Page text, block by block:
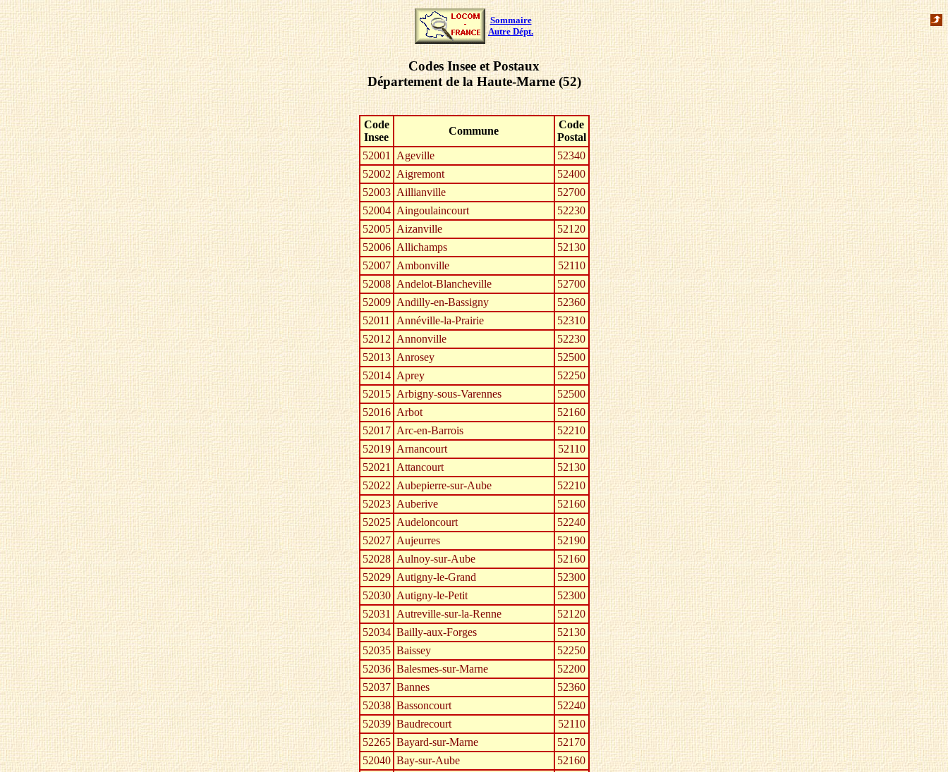
Sommaire
Autre Dépt.
Codes Insee et Postaux
Département de la Haute-Marne (52)
Code
Insee
Commune
Code
Postal
52001 Ageville
52340
52002 Aigremont
52400
52003 Aillianville
52700
52004 Aingoulaincourt
52230
52005 Aizanville
52120
52006 Allichamps
52130
52007 Ambonville
52110
52008 Andelot-Blancheville
52700
52009 Andilly-en-Bassigny
52360
52011 Annéville-la-Prairie
52310
52012 Annonville
52230
52013 Anrosey
52500
52014 Aprey
52250
52015 Arbigny-sous-Varennes
52500
52016 Arbot
52160
52017 Arc-en-Barrois
52210
52019 Arnancourt
52110
52021 Attancourt
52130
52022 Aubepierre-sur-Aube
52210
52023 Auberive
52160
52025 Audeloncourt
52240
52027 Aujeurres
52190
52028 Aulnoy-sur-Aube
52160
52029 Autigny-le-Grand
52300
52030 Autigny-le-Petit
52300
52031 Autreville-sur-la-Renne
52120
52034 Bailly-aux-Forges
52130
52035 Baissey
52250
52036 Balesmes-sur-Marne
52200
52037 Bannes
52360
52038 Bassoncourt
52240
52039 Baudrecourt
52110
52265 Bayard-sur-Marne
52170
52040 Bay-sur-Aube
52160